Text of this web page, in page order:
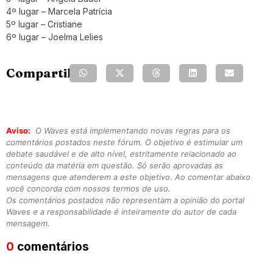
4º lugar – Marcela Patrícia
5º lugar – Cristiane
6º lugar – Joelma Lelies
Compartilhe:
Aviso:
O Waves está implementando novas regras para os
comentários postados neste fórum. O objetivo é estimular um
debate saudável e de alto nível, estritamente relacionado ao
conteúdo da matéria em questão. Só serão aprovadas as
mensagens que atenderem a este objetivo. Ao comentar abaixo
você concorda com nossos termos de uso.
Os comentários postados não representam a opinião do portal
Waves e a responsabilidade é inteiramente do autor de cada
mensagem.
0 comentários